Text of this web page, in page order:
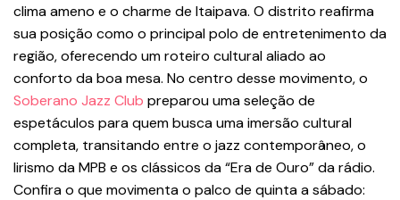
clima ameno e o charme de Itaipava. O distrito reafirma
sua posição como o principal polo de entretenimento da
região, oferecendo um roteiro cultural aliado ao
conforto da boa mesa. No centro desse movimento, o
Soberano Jazz Club preparou uma seleção de
espetáculos para quem busca uma imersão cultural
completa, transitando entre o jazz contemporâneo, o
lirismo da MPB e os clássicos da “Era de Ouro” da rádio.
Confira o que movimenta o palco de quinta a sábado: